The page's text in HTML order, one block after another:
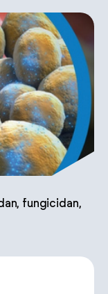
fungicidan,